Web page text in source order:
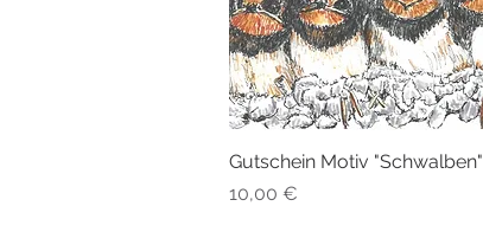
Schnellansicht
Gutschein Motiv "Schwalben"
Preis
10,00 €